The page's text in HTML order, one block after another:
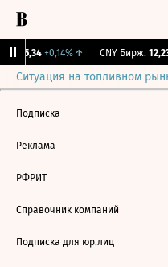
115,34 +0,14%↑ CNY Бирж.
Ситуация на топливном
Подписка
Реклама
РФРИТ
Справочник компаний
Подписка для юр.лиц